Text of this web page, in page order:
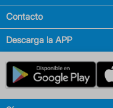
Contacto
Descarga la APP